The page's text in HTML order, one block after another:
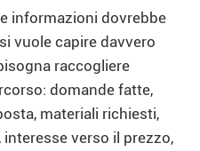
informazioni dovrebbe
vuole capire davvero
raccogliere
domande fatte,
materiali richiesti,
verso il prezzo,